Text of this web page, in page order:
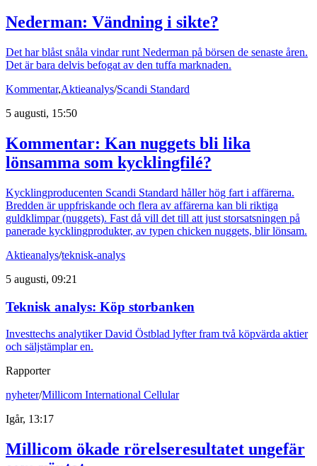
Nederman: Vändning i sikte?
Det har blåst snåla vindar runt Nederman på börsen de senaste åren.
Det är bara delvis befogat av den tuffa marknaden.
Kommentar,Aktieanalys/Scandi Standard
5 augusti, 15:50
Kommentar: Kan nuggets bli lika
lönsamma som kycklingfilé?
Kycklingproducenten Scandi Standard håller hög fart i affärerna.
Bredden är uppfriskande och flera av affärerna kan bli riktiga
guldklimpar (nuggets). Fast då vill det till att just storsatsningen på
panerade kycklingprodukter, av typen chicken nuggets, blir lönsam.
Aktieanalys/teknisk-analys
5 augusti, 09:21
Teknisk analys: Köp storbanken
Investtechs analytiker David Östblad lyfter fram två köpvärda aktier
och säljstämplar en.
Rapporter
nyheter/Millicom International Cellular
Igår, 13:17
Millicom ökade rörelseresultatet ungefär